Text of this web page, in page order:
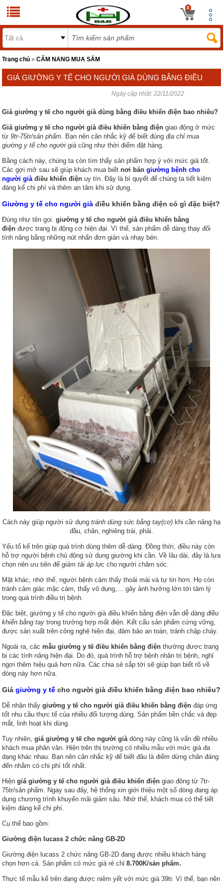
0
Trang chủ »CẨM NANG MUA SẮM
GIÁ GIƯỜNG Y TẾ CHO NGƯỜI GIÀ DÙNG BẰNG ĐIỀU
Ngày cập nhật: 22/11/2022
Giá giường y tế cho người già dùng bằng điều khiển điện bao nhiêu?
Giá giường y tế cho người già điều khiển bằng điện giao động ở mức
từ9tr-75tr/sản phẩm. Bạn nên cân nhắc kỹ để biết đúng địa chỉ mua
giường y tế cho người giàcũng như thời điểm đặt hàng.
Bằng cách này, chúng ta còn tìm thấy sản phẩm hợp ý với mức giá tốt.
Các gợi mở sau sẽ giúp khách mua biết nơi bángiường bệnh cho
người giàđiều khiển điện uy tín. Đây là bí quyết để chúng ta tiết kiệm
đáng kể chi phí và thêm an tâm khi sử dụng.
Giường y tế cho người già điều khiển bằng điện có gì đặc biệt?
Đúng như tên gọi. giường y tế cho người già điều khiển bằng
điện được trang bị động cơ hiện đại. Vì thế, sản phẩm dễ dàng thay đổi
tính năng bằng những nút nhấn đơn giản và nhạy bén.
Cách này giúp người sử dụng tránh dùng sức bằng tay(cơ) khi cần nâng hạ
đầu, chân, nghiêng trái, phải.
Yếu tố kể trên giúp quá trình dùng thêm dễ dàng. Đồng thời, điều này còn
hỗ trợ người bệnh chủ động sử dụng giường khi cần. Về lâu dài, đây là lựa
chọn nên ưu tiên để giảm tải áp lực cho người chăm sóc.
Mặt khác, nhờ thế, người bệnh cảm thấy thoải mái và tự tin hơn. Họ còn
tránh cảm giác mặc cảm, thấy vô dụng,… gây ảnh hưởng lớn tới tâm lý
trong quá trình điều trị bệnh.
Đặc biệt, giường y tế cho người già điều khiển bằng điện vẫn dễ dàng điều
khiển bằng tay trong trường hợp mất điện. Kết cấu sản phẩm cứng vững,
được sản xuất trên công nghệ hiện đại, đảm bảo an toàn, tránh chập cháy.
Ngoài ra, cácmẫu giường y tế điều khiển bằng điện thường được trang
bị các tính năng hiện đại. Do đó, quá trình hỗ trợ bệnh nhân trị bệnh, nghỉ
ngơi thêm hiệu quả hơn nữa. Các chia sẻ sắp tới sẽ giúp bạn biết rõ về
dòng này hơn nữa.
Giágiường y tế cho người già điều khiển bằng điện bao nhiêu?
Dễ nhận thấygiường y tế cho người già điều khiển bằng điện đáp ứng
tốt nhu cầu thực tế của nhiều đối tượng dùng. Sản phẩm bền chắc và đẹp
mắt, linh hoạt khi dùng.
Tuy nhiên, giá giường y tế cho người giàdòng này cũng là vấn đề nhiều
khách mua phân vân. Hiện trên thị trường có nhiều mẫu với mức giá đa
dạng khác nhau. Bạn nên cân nhắc kỹ để biết đâu là điểm dừng chân đáng
đến nhằm có chi phí tốt nhất.
Hiện giá giường y tế cho người già điều khiển điện giao động từ 7tr-
75tr/sản phẩm. Ngay sau đây, hệ thống xin giới thiệu một số dòng đang áp
dụng chương trình khuyến mãi giảm sâu. Nhờ thế, khách mua có thể tiết
kiệm đáng kể chi phí.
Cụ thể bao gồm:
Giường điện lucass 2 chức năng GB-2D
Giường điện lucass 2 chức năng GB-2D đang được nhiều khách hàng
chọn hơn cả. Sản phẩm có mức giá rẻ chỉ8.700K/sản phẩm.
Thực tế mẫu kể trên đang được niêm yết với mức giá 39tr. Vì thế, bạn nên